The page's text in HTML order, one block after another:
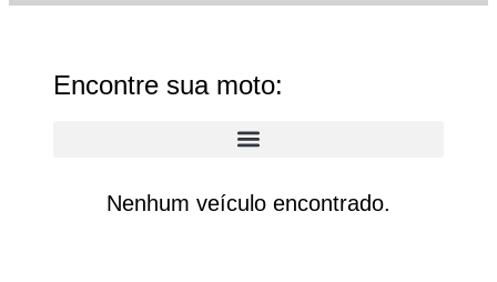
Encontre sua moto:
Nenhum veículo encontrado.